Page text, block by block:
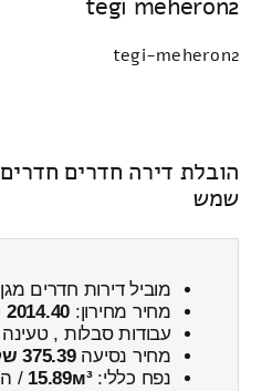
tegi meheron2
tegi-meheron2
הובלת דירה חדרים
שמש
מוביל דירות חדרים
מחיר מחירון: 2014.40
עבודות סבלות ,
מחיר נסיעה375.39 שקל
נפח כללי:15.89м³
/